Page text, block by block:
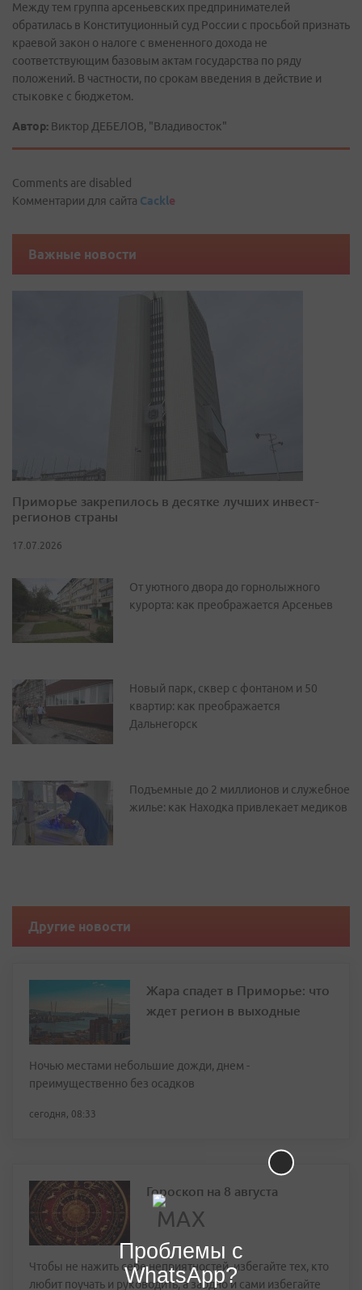
Между тем группа арсеньевских предпринимателей
обратилась в Конституционный суд России с просьбой признать
краевой закон о налоге с вмененного дохода не
соответствующим базовым актам государства по ряду
положений. В частности, по срокам введения в действие и
стыковке с бюджетом.
Автор: Виктор ДЕБЕЛОВ, "Владивосток"
Comments are disabled
Комментарии для сайта Cackle
Важные новости
Приморье закрепилось в десятке лучших инвест-
регионов страны
17.07.2026
От уютного двора до горнолыжного
курорта: как преображается Арсеньев
Новый парк, сквер с фонтаном и 50
квартир: как преображается
Дальнегорск
Подъемные до 2 миллионов и служебное
жилье: как Находка привлекает медиков
Другие новости
Жара спадет в Приморье: что
ждет регион в выходные
Ночью местами небольшие дожди, днем -
преимущественно без осадков
сегодня, 08:33
Гороскоп на 8 августа
Чтобы не нажить себе неприятностей, избегайте тех, кто
любит поучать и руководить, а заодно и сами избегайте
Проблемы с
WhatsApp?